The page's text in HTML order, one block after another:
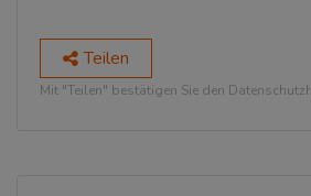
Teilen
Mit "Teilen" bestätigen Sie den